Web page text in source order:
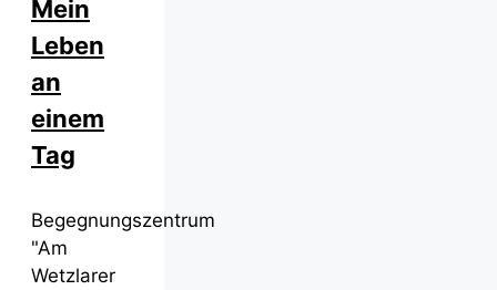
Mein
Leben
an
einem
Tag
Begegnungszentrum
"Am
Wetzlarer